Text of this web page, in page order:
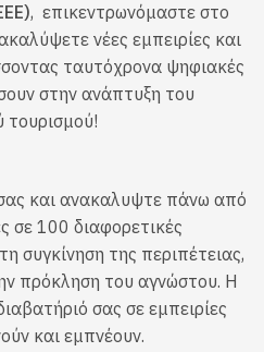
, επικεντρωνόμαστε στο
νέες εμπειρίες και
ταυτόχρονα ψηφιακές
στην ανάπτυξη του
τουρισμού!
και ανακαλυψτε πάνω από
σε 100 διαφορετικές
συγκίνηση της περιπέτειας,
πρόκληση του αγνώστου. Η
σας σε εμπειρίες
και εμπνέουν.